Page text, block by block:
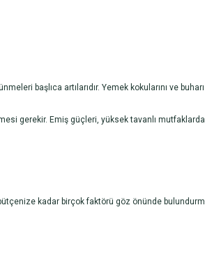
başlıca artılarıdır. Yemek kokularını ve
gerekir. Emiş güçleri, yüksek tavanlı
kadar birçok faktörü göz önünde